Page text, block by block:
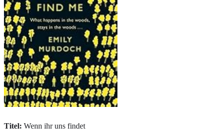
Titel: Wenn ihr uns findet